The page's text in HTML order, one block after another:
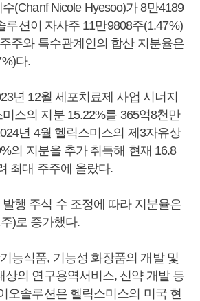
(Chanf Nicole Hyesoo)가 8만4189
루션이 자사주 11만9808주(1.47%)
주와 특수관계인의 합산 지분율은
다.
년 12월 세포치료제 사업 시너지
스의 지분 15.22%를 365억8천만
년 4월 헬릭스미스의 제3자유상
의 지분을 추가 취득해 현재 16.8
최대 주주에 올랐다.
행 주식 수 조정에 따라 지분율은
)로 증가했다.
능식품, 기능성 화장품의 개발 및
상의 연구용역서비스, 신약 개발 등
오솔루션은 헬릭스미스의 미국 현